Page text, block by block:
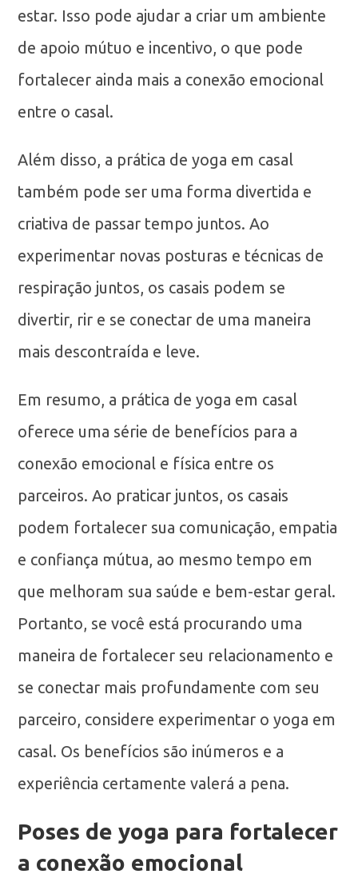
estar. Isso pode ajudar a criar um ambiente
de apoio mútuo e incentivo, o que pode
fortalecer ainda mais a conexão emocional
entre o casal.
Além disso, a prática de yoga em casal
também pode ser uma forma divertida e
criativa de passar tempo juntos. Ao
experimentar novas posturas e técnicas de
respiração juntos, os casais podem se
divertir, rir e se conectar de uma maneira
mais descontraída e leve.
Em resumo, a prática de yoga em casal
oferece uma série de benefícios para a
conexão emocional e física entre os
parceiros. Ao praticar juntos, os casais
podem fortalecer sua comunicação, empatia
e confiança mútua, ao mesmo tempo em
que melhoram sua saúde e bem-estar geral.
Portanto, se você está procurando uma
maneira de fortalecer seu relacionamento e
se conectar mais profundamente com seu
parceiro, considere experimentar o yoga em
casal. Os benefícios são inúmeros e a
experiência certamente valerá a pena.
Poses de yoga para fortalecer
a conexão emocional